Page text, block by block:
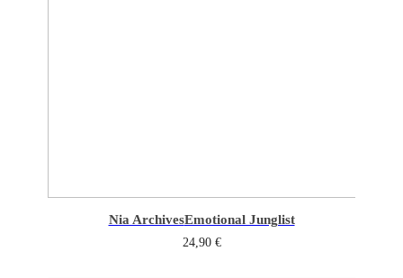
Nia ArchivesEmotional Junglist
24,90 €